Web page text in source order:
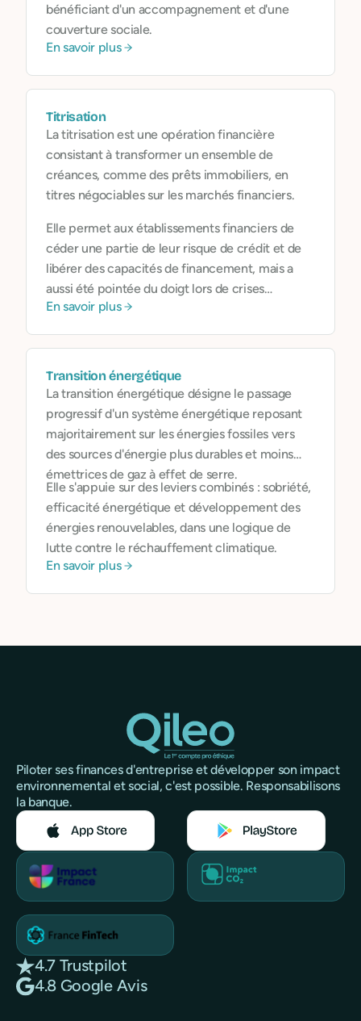
bénéficiant d'un accompagnement et d'une
couverture sociale.
En savoir plus
Titrisation
La titrisation est une opération financière
consistant à transformer un ensemble de
créances, comme des prêts immobiliers, en
titres négociables sur les marchés financiers.
Elle permet aux établissements financiers de
céder une partie de leur risque de crédit et de
libérer des capacités de financement, mais a
aussi été pointée du doigt lors de crises
financières passées.
En savoir plus
Transition énergétique
La transition énergétique désigne le passage
progressif d'un système énergétique reposant
majoritairement sur les énergies fossiles vers
des sources d'énergie plus durables et moins
émettrices de gaz à effet de serre.
Elle s'appuie sur des leviers combinés : sobriété,
efficacité énergétique et développement des
énergies renouvelables, dans une logique de
lutte contre le réchauffement climatique.
En savoir plus
Piloter ses finances d'entreprise et développer son impact
environnemental et social, c'est possible. Responsabilisons
la banque.
4.7 Trustpilot
4.8 Google Avis